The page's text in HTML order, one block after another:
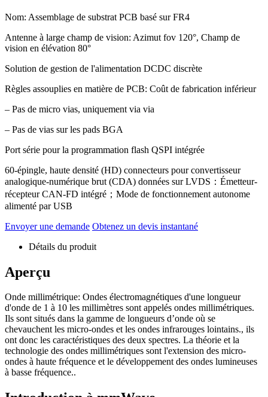
Nom: Assemblage de substrat PCB basé sur FR4
Antenne à large champ de vision: Azimut fov 120°, Champ de
vision en élévation 80°
Solution de gestion de l'alimentation DCDC discrète
Règles assouplies en matière de PCB: Coût de fabrication inférieur
– Pas de micro vias, uniquement via via
– Pas de vias sur les pads BGA
Port série pour la programmation flash QSPI intégrée
60-épingle, haute densité (HD) connecteurs pour convertisseur
analogique-numérique brut (CDA) données sur LVDS：Émetteur-
récepteur CAN-FD intégré；Mode de fonctionnement autonome
alimenté par USB
Envoyer une demande Obtenez un devis instantané
Détails du produit
Aperçu
Onde millimétrique: Ondes électromagnétiques d'une longueur
d'onde de 1 à 10 les millimètres sont appelés ondes millimétriques.
Ils sont situés dans la gamme de longueurs d’onde où se
chevauchent les micro-ondes et les ondes infrarouges lointains., ils
ont donc les caractéristiques des deux spectres. La théorie et la
technologie des ondes millimétriques sont l'extension des micro-
ondes à haute fréquence et le développement des ondes lumineuses
à basse fréquence..